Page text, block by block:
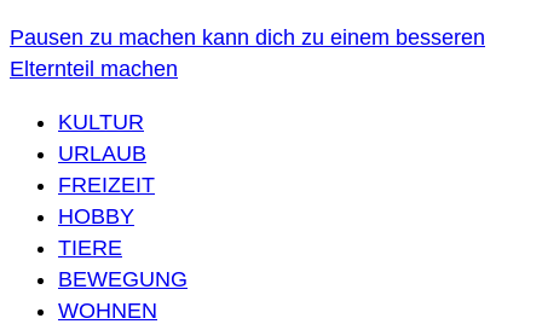
Pausen zu machen kann dich zu einem besseren
Elternteil machen
KULTUR
URLAUB
FREIZEIT
HOBBY
TIERE
BEWEGUNG
WOHNEN